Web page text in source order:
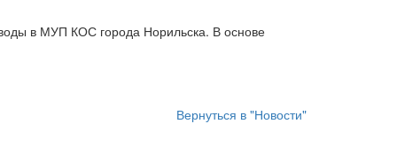
в МУП КОС города Норильска. В основе
Вернуться в "Новости"